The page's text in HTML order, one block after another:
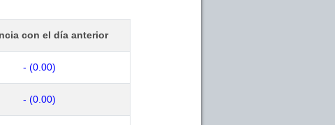
con el día anterior
- (0.00)
- (0.00)